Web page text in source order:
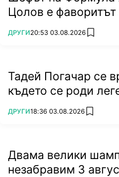
Цолов е фаворитът
ПОВЕЧЕ ОТ
ДРУГИ20:53 03.08.2026 add
Тадей Погачар се
където се роди
ПОВЕЧЕ ОТ
ДРУГИ18:36 03.08.2026 add
Двама велики
незабравим 3